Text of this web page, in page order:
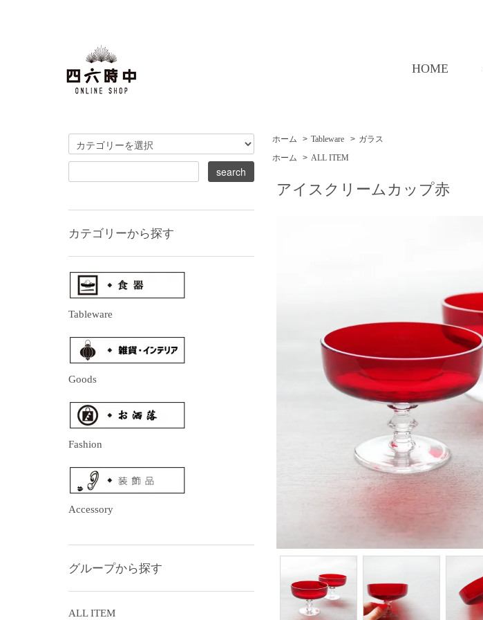
HOME
ホーム > Tableware > ガラス
ホーム
> ALL ITEM
アイスクリームカップ赤
カテゴリーから探す
Tableware
Goods
Fashion
Accessory
グループから探す
ALL ITEM